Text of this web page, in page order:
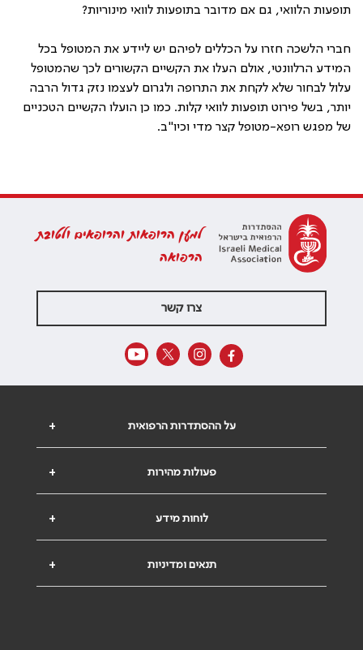
תופעות הלוואי, גם אם מדובר בתופעות לוואי מינוריות?
חברי הלשכה חזרו על הכללים לפיהם יש ליידע את המטופל בכל
המידע הרלוונטי, אולם העלו את הקשיים הקשורים לכך שהמטופל
עלול לבחור שלא לקחת את התרופה ולגרום לעצמו נזק גדול הרבה
יותר, בשל פירוט תופעות לוואי קלות. כמו כן הועלו הקשיים הטכניים
של מפגש רופא-מטופל קצר מדי וכיו"ב.
למען הרופאות והרופאים ולטובת
הרפואה
צרו קשר
+ על ההסתדרות הרפואית
+ פעולות מהירות
+ לוחות מידע
+ תנאים ומדיניות